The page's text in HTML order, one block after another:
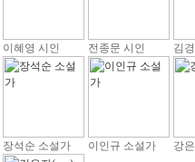
이혜영 시인 전종문 시인 김
장석순 소설가 이인규 소설가 강